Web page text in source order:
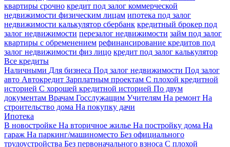
квартиры срочно кредит под залог коммерческой
недвижимости физическим лицам ипотека под залог
недвижимости калькулятор сбербанк кредитный брокер под
залог недвижимости перезалог недвижимости займ под залог
квартиры с обременением рефинансирование кредитов под
залог недвижимости физ лицо кредит под залог калькулятор
Все кредиты
Наличными Для бизнеса Под залог недвижимости Под залог
авто Автокредит Зарплатным проектам С плохой кредитной
историей С хорошей кредитной историей По двум
документам Врачам Госслужащим Учителям На ремонт На
строительство дома На покупку дачи
Ипотека
В новостройке На вторичное жилье На постройку дома На
гараж На паркинг/машиноместо Без официального
трудоустройства Без первоначального взноса С плохой